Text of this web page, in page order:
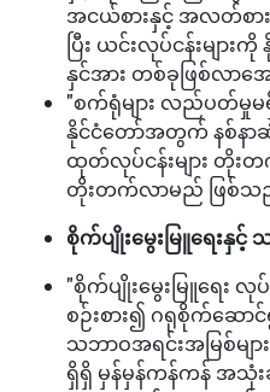
အငယ်စားနှင့် အလတ်စား
ပြီး ယင်းလုပ်ငန်းများ
နှင်အား တစ်ခုဖြစ်လာအ
"စက်ရုံများ လည်ပတ်မှုမ
နိုင်ငံတော်အတွက် နစ်နာဆုံ
ထုတ်လုပ်ငန်းများ တိုး
တိုးတက်လာမည် ဖြစ်သ
စိုက်ပျိုးမွေးမြူရေးနှ
"စိုက်ပျိုးမွေးမြူရေး
စဉ်းစား၍ ဂရုစိုက်ဆော
သဘာဝအရင်းအမြစ်မျာ
ရှိရှိ မှန်မှန်ကန်ကန် အသုံး